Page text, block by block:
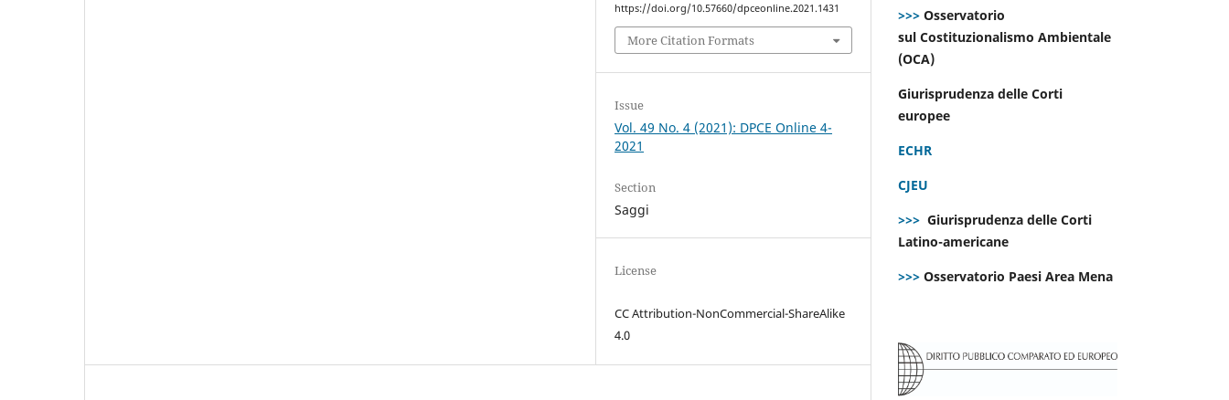
https://doi.org/10.57660/dpceonline.2021.1431
More Citation Formats
Issue
Vol. 49 No. 4 (2021): DPCE Online 4-
2021
Section
Saggi
License
CC Attribution-NonCommercial-ShareAlike
4.0
>>> Osservatorio
sul Costituzionalismo Ambientale
(OCA)
Giurisprudenza delle Corti
europee
ECHR
CJEU
>>> Giurisprudenza delle Corti
Latino-americane
>>> Osservatorio Paesi Area Mena